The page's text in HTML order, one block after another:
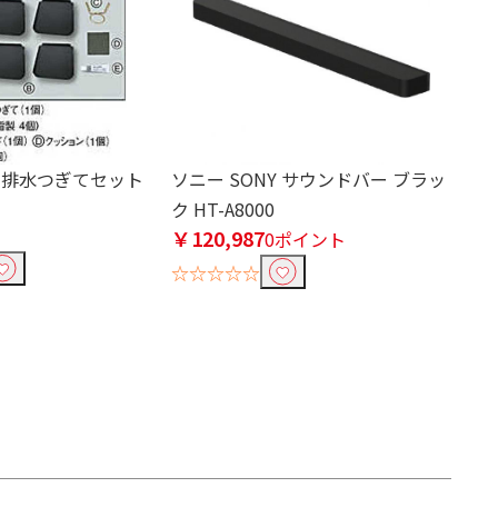
水つぎてセット
ソニー SONY サウンドバー ブラッ
ク HT-A8000
￥120,9870ポイント
☆☆☆☆☆